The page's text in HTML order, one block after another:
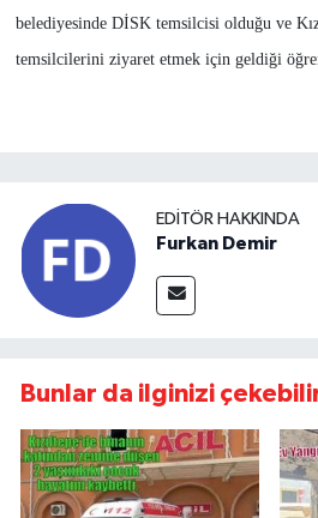
belediyesinde DİSK temsilcisi olduğu ve
temsilcilerini ziyaret etmek için geldiği
EDITÖR HAKKINDA
Furkan Demir
Bunlar da ilginizi